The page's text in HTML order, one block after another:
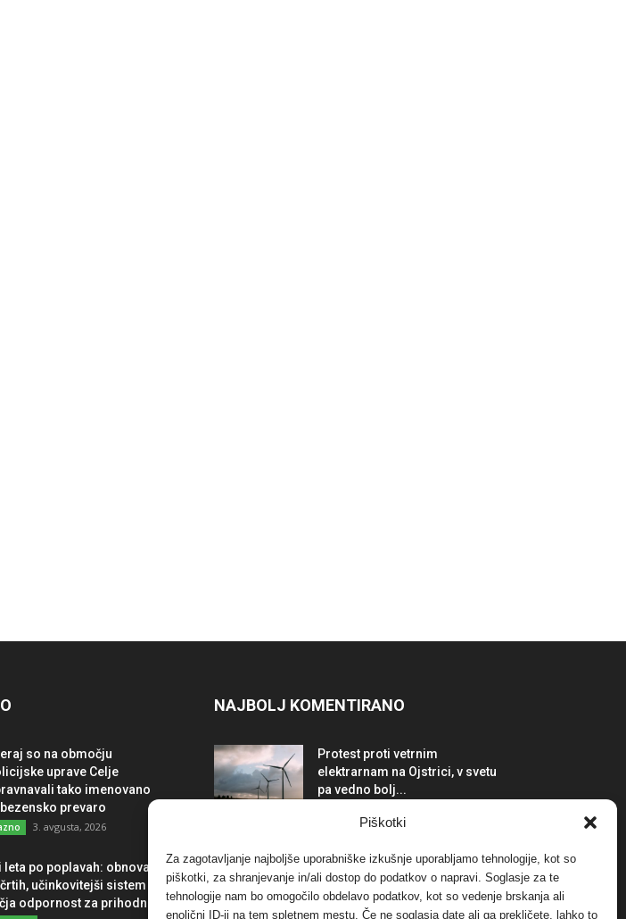
Piškotki
Za zagotavljanje najboljše uporabniške izkušnje uporabljamo tehnologije, kot so
piškotki, za shranjevanje in/ali dostop do podatkov o napravi. Soglasje za te
tehnologije nam bo omogočilo obdelavo podatkov, kot so vedenje brskanja ali
enolični ID-ji na tem spletnem mestu. Če ne soglasja date ali ga prekličete, lahko to
so na območju
uprave Celje
tako imenovano
prevaro
3. avgusta, 2026
leta po poplavah: obnova po
učinkovitejši sistem in
odpornost za prihodnost
NAJBOLJ KOMENTIRANO
Protest proti vetrnim
elektrarnam na Ojstrici, v svetu
pa vedno bolj...
elektrarnam Verbund
Dogodki 29. januarja, 2018